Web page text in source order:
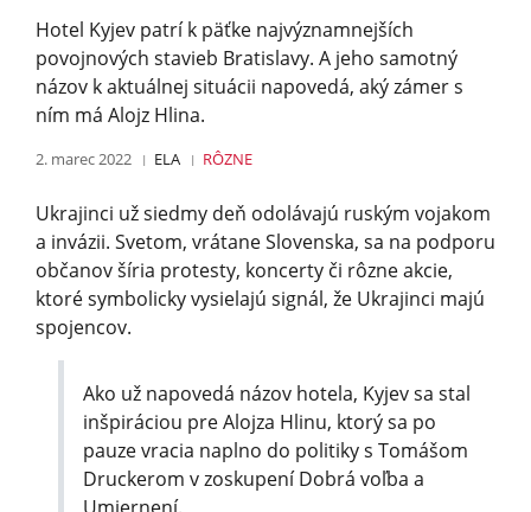
Hotel Kyjev patrí k päťke najvýznamnejších
povojnových stavieb Bratislavy. A jeho samotný
názov k aktuálnej situácii napovedá, aký zámer s
ním má Alojz Hlina.
2. marec 2022 ELA RÔZNE
Ukrajinci už siedmy deň odolávajú ruským vojakom
a invázii. Svetom, vrátane Slovenska, sa na podporu
občanov šíria protesty, koncerty či rôzne akcie,
ktoré symbolicky vysielajú signál, že Ukrajinci majú
spojencov.
Ako už napovedá názov hotela, Kyjev sa stal
inšpiráciou pre Alojza Hlinu, ktorý sa po
pauze vracia naplno do politiky s Tomášom
Druckerom v zoskupení Dobrá voľba a